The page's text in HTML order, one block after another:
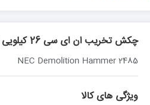
چکش تخریب ان ای سی 26 کیلویی مدل 2485
NEC Demolition Hammer 2485
ویژگی های کالا